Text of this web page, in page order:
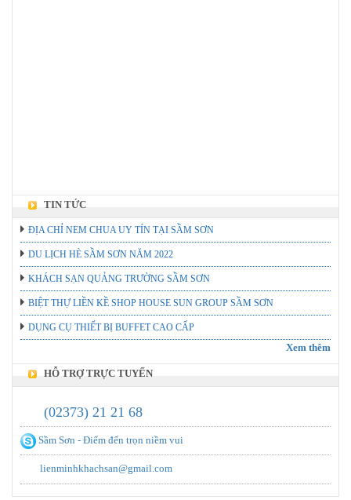
TIN TỨC
ĐỊA CHỈ NEM CHUA UY TÍN TẠI SẦM SƠN
DU LỊCH HÈ SẦM SƠN NĂM 2022
KHÁCH SẠN QUẢNG TRƯỜNG SẦM SƠN
BIỆT THỰ LIỀN KỀ SHOP HOUSE SUN GROUP SẦM SƠN
DỤNG CỤ THIẾT BỊ BUFFET CAO CẤP
Xem thêm
HỖ TRỢ TRỰC TUYẾN
(02373) 21 21 68
Sầm Sơn - Điểm đến trọn niềm vui
lienminhkhachsan@gmail.com